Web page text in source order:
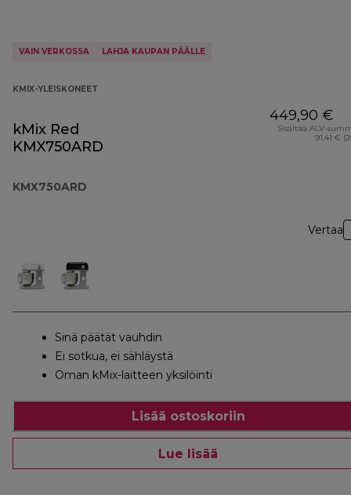
VAIN VERKOSSA LAHJA KAUPAN PÄÄLLE
KMIX-YLEISKONEET
kMix Red
KMX750ARD
KMX750ARD
449,90 €
Sisältää ALV-
91,41 €
Vertaa
Sinä päätät vauhdin
Ei sotkua, ei sähläystä
Oman kMix-laitteen yksilöinti
Lisää ostoskoriin
Lue lisää